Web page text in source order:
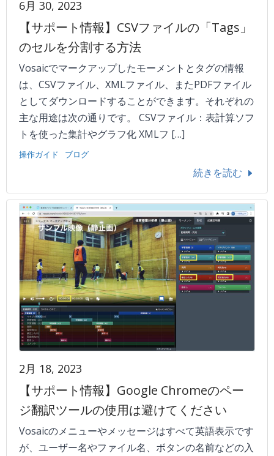
6月 30, 2023
【サポート情報】CSVファイルの「Tags」
のセルを分割する方法
Vosaicでマークアップしたモーメントとタグの情報
は、CSVファイル、XMLファイル、またPDFファイル
としてダウンロードすることができます。それぞれの
主な用途は次の通りです。 CSVファイル：表計算ソフ
トを使った集計やグラフ化 XMLフ […]
操作ガイド ブログ
続きを読む
2月 18, 2023
【サポート情報】Google Chromeのペー
ジ翻訳ツールの使用は避けてください
Vosaicのメニューやメッセージはすべて英語表示です
が、ユーザー名やファイル名、ボタンの名前などの入